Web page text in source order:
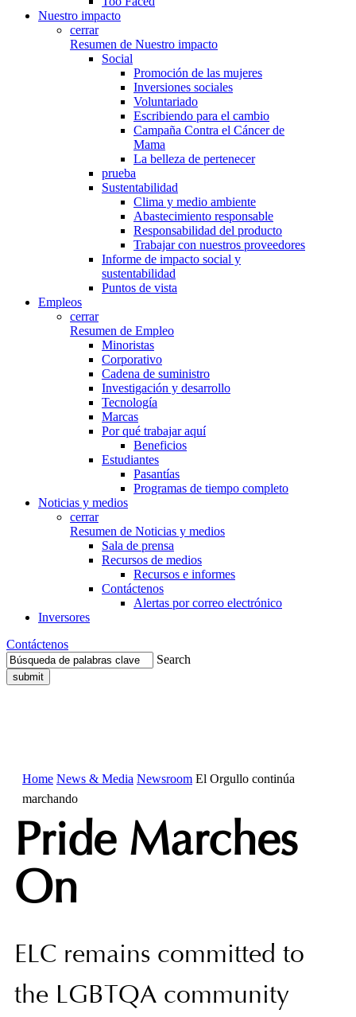
Nuestro impacto
cerrar
Resumen de Nuestro impacto
Social
Promoción de las mujeres
Inversiones sociales
Voluntariado
Escribiendo para el cambio
Campaña Contra el Cáncer de
Mama
La belleza de pertenecer
prueba
Sustentabilidad
Clima y medio ambiente
Abastecimiento responsable
Responsabilidad del producto
Trabajar con nuestros proveedores
Informe de impacto social y
sustentabilidad
Puntos de vista
Empleos
cerrar
Resumen de Empleo
Minoristas
Corporativo
Cadena de suministro
Investigación y desarrollo
Tecnología
Marcas
Por qué trabajar aquí
Beneficios
Estudiantes
Pasantías
Programas de tiempo completo
Noticias y medios
cerrar
Resumen de Noticias y medios
Sala de prensa
Recursos de medios
Recursos e informes
Contáctenos
Alertas por correo electrónico
Inversores
Contáctenos
Search
Home News & Media Newsroom El Orgullo continúa
marchando
Pride Marches
On
ELC remains committed to
the LGBTQA community